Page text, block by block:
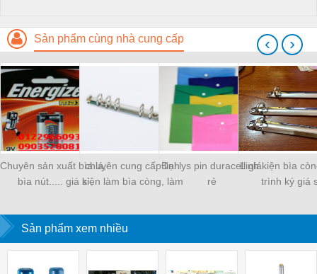
Sản phẩm cùng nhà cung cấp
Chuyên sản xuất bìa lá,
bìa nút..... giá sỉ
chuyên cung cấp linh
kiện làm bìa còng, làm
Đại lys pin duracell giá
rẻ
Linh kiện bìa
trình ký giá
‹ ›
Sản phẩm xem nhiều